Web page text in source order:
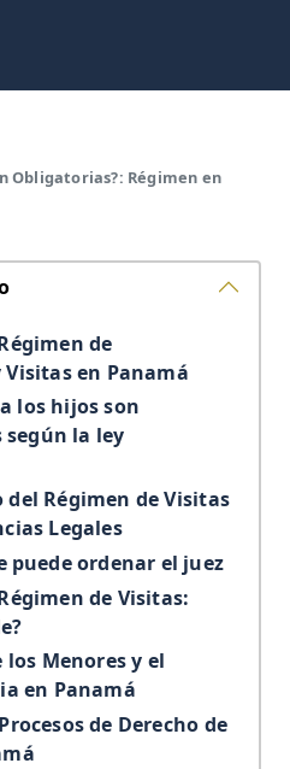
Obligatorias?: Régimen en
de
en Panamá
los hijos son
la ley
Régimen de Visitas
Legales
puede ordenar el juez
de Visitas:
Menores y el
en Panamá
de Derecho de